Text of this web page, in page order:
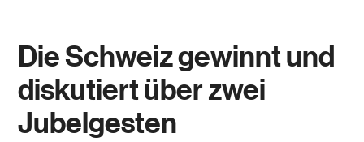
Die Schweiz gewinnt und
diskutiert über zwei
Jubelgesten